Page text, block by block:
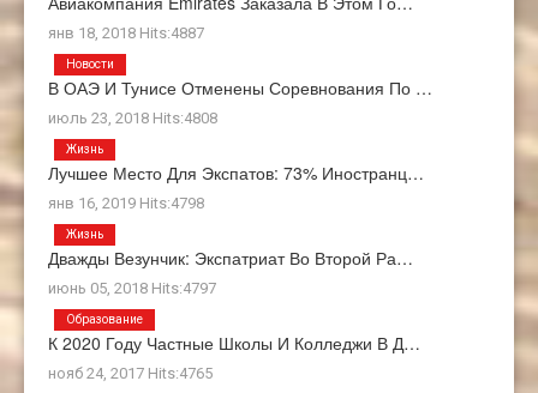
янв 18, 2018 Hits:4887
В ОАЭ И Тунисе Отменены Соревнования По …
июль 23, 2018 Hits:4808
Новости
Лучшее Место Для Экспатов: 73% Иностранц…
янв 16, 2019 Hits:4798
Жизнь
Дважды Везунчик: Экспатриат Во Второй Ра…
июнь 05, 2018 Hits:4797
Жизнь
К 2020 Году Частные Школы И Колледжи В Д…
нояб 24, 2017 Hits:4765
Образование